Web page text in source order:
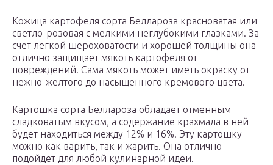
Кожица картофеля сорта Беллароза красноватая или
светло-розовая с мелкими неглубокими глазками. За
счет легкой шероховатости и хорошей толщины она
отлично защищает мякоть картофеля от
повреждений. Сама мякоть может иметь окраску от
нежно-желтого до насыщенного кремового цвета.
Картошка сорта Беллароза обладает отменным
сладковатым вкусом, а содержание крахмала в ней
будет находиться между 12% и 16%. Эту картошку
можно как варить, так и жарить. Она отлично
подойдет для любой кулинарной идеи.